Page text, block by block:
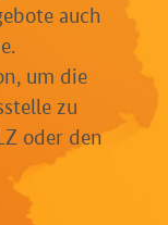
auch
um die
zu
oder den